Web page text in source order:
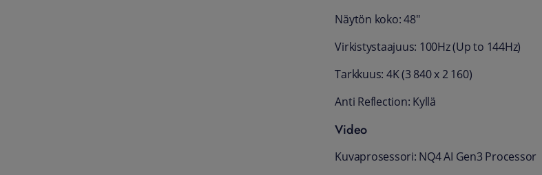
Näytön koko: 48"
Virkistystaajuus: 100Hz (Up to 144Hz)
Tarkkuus: 4K (3 840 x 2 160)
Anti Reflection: Kyllä
Video
Kuvaprosessori: NQ4 AI Gen3 Processor